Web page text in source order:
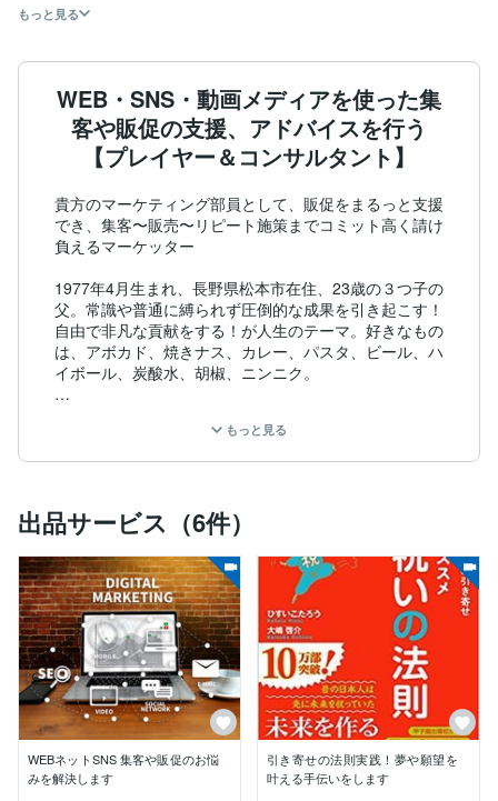
もっと見る
WEB・SNS・動画メディアを使った集
客や販促の支援、アドバイスを行う
【プレイヤー＆コンサルタント】
貴方のマーケティング部員として、販促をまるっと支援
でき、集客〜販売〜リピート施策までコミット高く請け
負えるマーケッター
1977年4⽉⽣まれ、⻑野県松本市在住、23歳の３つ⼦の
⽗。常識や普通に縛られず圧倒的な成果を引き起こす！
⾃由で⾮凡な貢献をする！が⼈⽣のテーマ。好きなもの
は、アボカド、焼きナス、カレー、パスタ、ビール、ハ
イボール、炭酸⽔、胡椒、ニンニク。
夫婦での旅⾏と神社巡り、
         ⾷べ物屋さんの開拓、昼呑み＆ビジネス談義、⽝
【経歴要約】
東京都、中野区の旅行専門学校を20歳で卒業後、
・1997年：秘境地域専⾨の旅⾏会社（東京銀座）
・1999年：メンズアパレルブランドの販売員（東京）
・2000年：料亭＆結婚式場にて調理員→ その後、営業
職へ異動（新潟）
・2005年：家業だった旅館の後継ぎ（板前兼広報：新
潟）
・2007年：ボウリング場スタッフ_メカニック（新潟）
・2013年7月：グローカル＆シェア合同会社 創業（新
潟）
もっと見る
出品サービス（6件）
WEBネットSNS 集客や販促のお悩
みを解決します
引き寄せの法則実践！夢や願望を
叶える手伝いをします